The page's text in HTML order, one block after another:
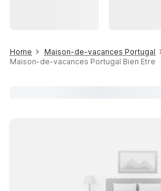
Home
Maison-de-vacances Portugal
Maison-de-vacances Portugal Bien Etre